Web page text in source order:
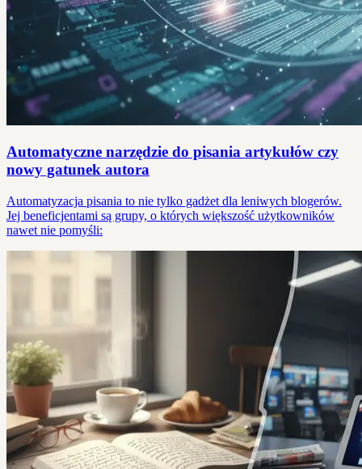
Automatyczne narzędzie do pisania artykułów czy
nowy gatunek autora
Automatyzacja pisania to nie tylko gadżet dla leniwych blogerów.
Jej beneficjentami są grupy, o których większość użytkowników
nawet nie pomyśli: